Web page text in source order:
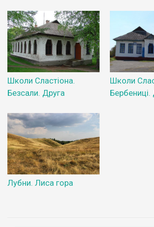
Школи Сластіона.
Безсали. Друга
Школи
Бербениці.
Лубни. Лиса гора